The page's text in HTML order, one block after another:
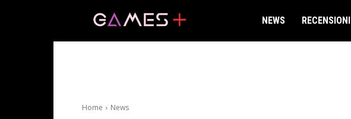
NEWS RECENSIONI
Home News